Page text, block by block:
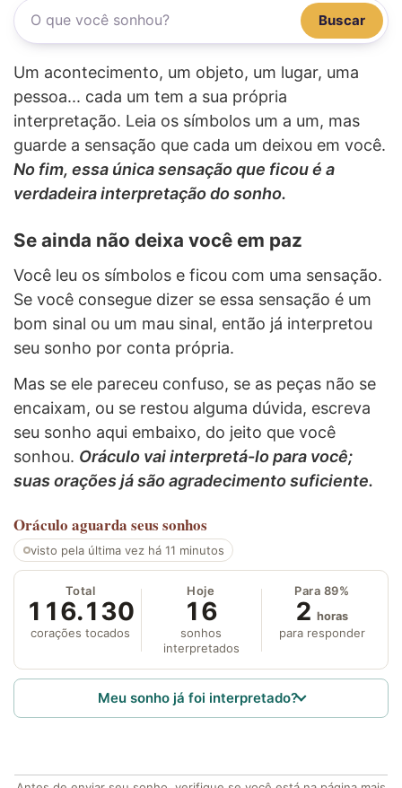
Buscar
Um acontecimento, um objeto, um lugar, uma
pessoa... cada um tem a sua própria
interpretação. Leia os símbolos um a um, mas
guarde a sensação que cada um deixou em você.
No fim, essa única sensação que ficou é a
verdadeira interpretação do sonho.
Se ainda não deixa você em paz
Você leu os símbolos e ficou com uma sensação.
Se você consegue dizer se essa sensação é um
bom sinal ou um mau sinal, então já interpretou
seu sonho por conta própria.
Mas se ele pareceu confuso, se as peças não se
encaixam, ou se restou alguma dúvida, escreva
seu sonho aqui embaixo, do jeito que você
sonhou. Oráculo vai interpretá-lo para você;
suas orações já são agradecimento suficiente.
Oráculo aguarda seus sonhos
visto pela última vez há 11 minutos
Total
116.130
corações tocados
Hoje
16
sonhos
interpretados
Para 89%
2 horas
para responder
Meu sonho já foi interpretado?